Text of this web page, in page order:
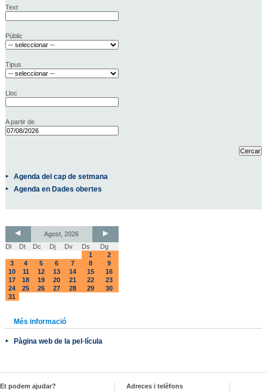
Text
Públic
Tipus
Lloc
A partir de
Agenda del cap de setmana
Agenda en Dades obertes
Agost, 2026
Dl
Dt Dc Dj Dv Ds
Dg
1
2
3
4 5 6 7 8
9
10
11 12 13 14 15
16
17
18 19 20 21 22
23
24
25 26 27 28 29
30
31
Més informació
Pàgina web de la pel·lícula
Et podem ajudar?
Adreces i telèfons